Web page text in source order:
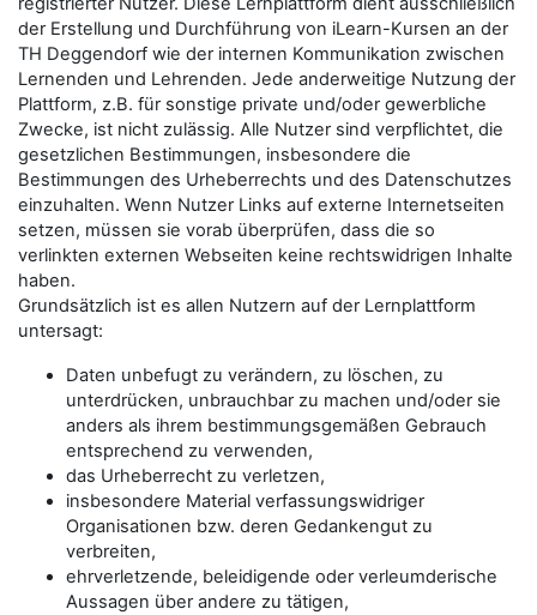
der Erstellung und Durchführung von iLearn-Kursen an der
TH Deggendorf wie der internen Kommunikation zwischen
Lernenden und Lehrenden. Jede anderweitige Nutzung der
Plattform, z.B. für sonstige private und/oder gewerbliche
Zwecke, ist nicht zulässig. Alle Nutzer sind verpflichtet, die
gesetzlichen Bestimmungen, insbesondere die
Bestimmungen des Urheberrechts und des Datenschutzes
einzuhalten. Wenn Nutzer Links auf externe Internetseiten
setzen, müssen sie vorab überprüfen, dass die so
verlinkten externen Webseiten keine rechtswidrigen Inhalte
haben.
Grundsätzlich ist es allen Nutzern auf der Lernplattform
untersagt:
Daten unbefugt zu verändern, zu löschen, zu
unterdrücken, unbrauchbar zu machen und/oder sie
anders als ihrem bestimmungsgemäßen Gebrauch
entsprechend zu verwenden,
das Urheberrecht zu verletzen,
insbesondere Material verfassungswidriger
Organisationen bzw. deren Gedankengut zu
verbreiten,
ehrverletzende, beleidigende oder verleumderische
Aussagen über andere zu tätigen,